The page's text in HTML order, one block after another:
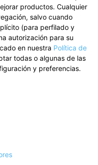
productos. Cualquier
salvo cuando
(para perfilado y
autorización para su
en nuestra Política de
todas o algunas de las
y preferencias.